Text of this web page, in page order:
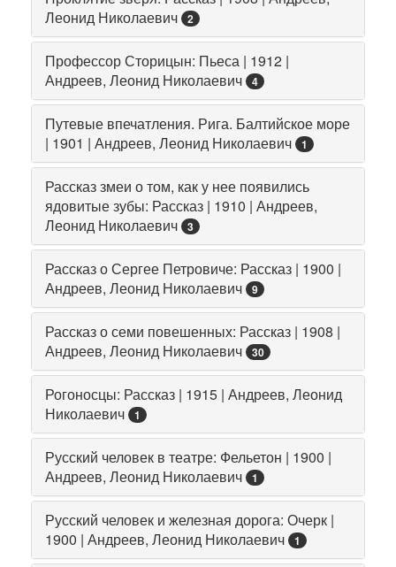
Леонид Николаевич
2
Профессор Сторицын: Пьеса | 1912 |
Андреев, Леонид Николаевич
4
Путевые впечатления. Рига. Балтийское море
| 1901 | Андреев, Леонид Николаевич
1
Рассказ змеи о том, как у нее появились
ядовитые зубы: Рассказ | 1910 | Андреев,
Леонид Николаевич
3
Рассказ о Сергее Петровиче: Рассказ | 1900 |
Андреев, Леонид Николаевич
9
Рассказ о семи повешенных: Рассказ | 1908 |
Андреев, Леонид Николаевич
30
Рогоносцы: Рассказ | 1915 | Андреев, Леонид
Николаевич
1
Русский человек в театре: Фельетон | 1900 |
Андреев, Леонид Николаевич
1
Русский человек и железная дорога: Очерк |
1900 | Андреев, Леонид Николаевич
1